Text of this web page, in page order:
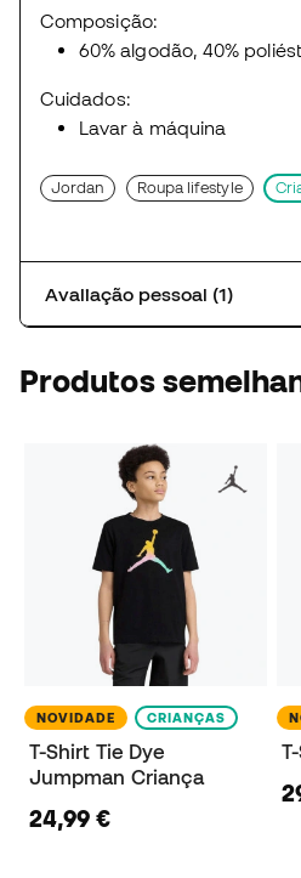
Composição:
60% algodão, 40%
Cuidados:
Lavar à máquina
Jordan Roupa lifestyle
Avaliação pessoal (1)
Produtos
NOVIDADE CRIANÇAS
T-Shirt Tie Dye
Jumpman Criança
24,99 €